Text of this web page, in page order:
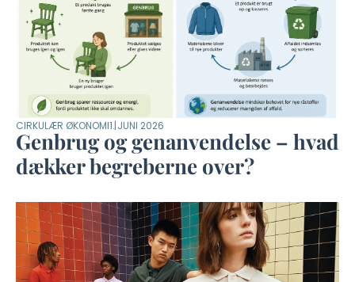
CIRKULÆR ØKONOMI1. JUNI 2026
Genbrug og genanvendelse – hvad
dækker begreberne over?